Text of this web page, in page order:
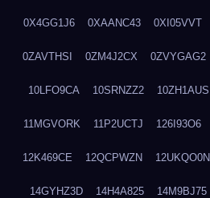
0X4GG1J6 0XAANC43 0XI05VVT
0ZAVTHSI 0ZM4J2CX 0ZVYGAG2
10LFO9CA 10SRNZZ2 10ZH1AUS
11MGVORK 11P2UCTJ 126I93O6
12K469CE 12QCPWZN 12UKQO0N
14GYHZ3D 14H4A825 14M9BJ75